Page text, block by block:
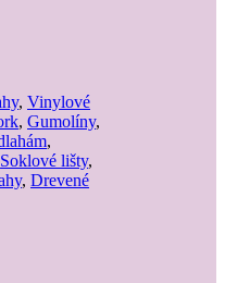
, Vinylové
, Gumolíny,
,
Soklové lišty,
, Drevené